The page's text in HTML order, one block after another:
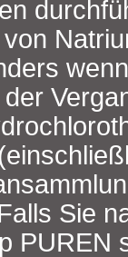
Sie
PUREN